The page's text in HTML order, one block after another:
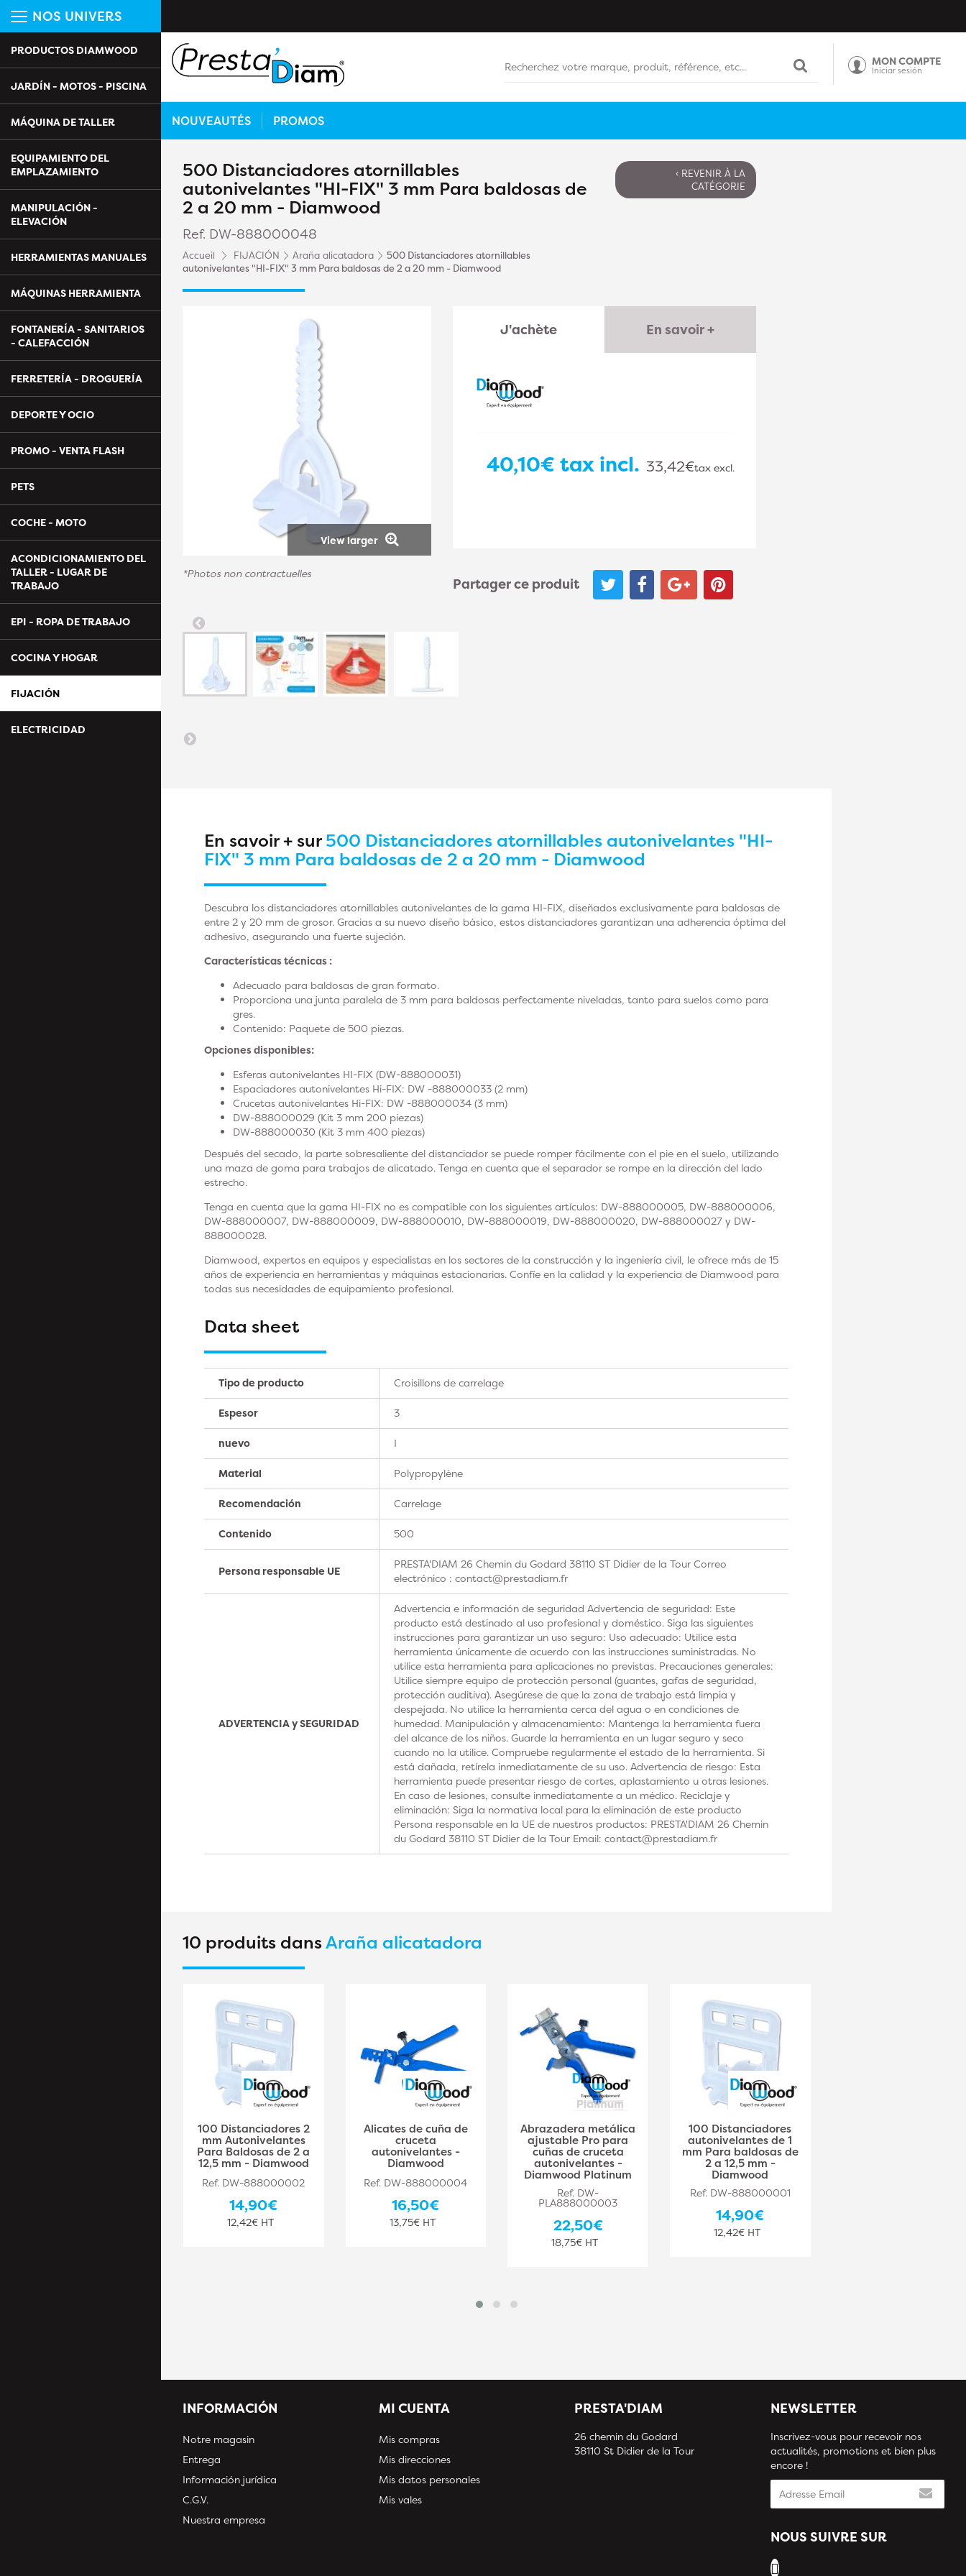
NOS UNIVERS
PRODUCTOS DIAMWOOD
JARDÍN - MOTOS - PISCINA
MÁQUINA DE TALLER
EQUIPAMIENTO DEL
EMPLAZAMIENTO
MANIPULACIÓN -
ELEVACIÓN
HERRAMIENTAS MANUALES
MÁQUINAS HERRAMIENTA
FONTANERÍA - SANITARIOS
- CALEFACCIÓN
FERRETERÍA - DROGUERÍA
DEPORTE Y OCIO
PROMO - VENTA FLASH
PETS
COCHE - MOTO
ACONDICIONAMIENTO DEL
TALLER - LUGAR DE
TRABAJO
EPI - ROPA DE TRABAJO
COCINA Y HOGAR
FIJACIÓN
ELECTRICIDAD
MON COMPTE
Iniciar sesión
NOUVEAUTÉS PROMOS
500 Distanciadores atornillables
autonivelantes "HI-FIX" 3 mm Para baldosas de
2 a 20 mm - Diamwood
Ref. DW-888000048
Accueil FIJACIÓN Araña alicatadora
500 Distanciadores atornillables
autonivelantes "HI-FIX" 3 mm Para baldosas de 2 a 20 mm - Diamwood
‹ REVENIR À LA
CATÉGORIE
View larger
*Photos non contractuelles
J'achète En savoir +
40,10€ tax incl. 33,42€tax excl.
Partager ce produit
En savoir + sur500 Distanciadores atornillables autonivelantes "HI-
FIX" 3 mm Para baldosas de 2 a 20 mm - Diamwood
Descubra los distanciadores atornillables autonivelantes de la gama HI-FIX, diseñados exclusivamente para baldosas de
entre 2 y 20 mm de grosor. Gracias a su nuevo diseño básico, estos distanciadores garantizan una adherencia óptima del
adhesivo, asegurando una fuerte sujeción.
Características técnicas :
Adecuado para baldosas de gran formato.
Proporciona una junta paralela de 3 mm para baldosas perfectamente niveladas, tanto para suelos como para
gres.
Contenido: Paquete de 500 piezas.
Opciones disponibles:
Esferas autonivelantes HI-FIX (DW-888000031)
Espaciadores autonivelantes Hi-FIX: DW -888000033 (2 mm)
Crucetas autonivelantes Hi-FIX: DW -888000034 (3 mm)
DW-888000029 (Kit 3 mm 200 piezas)
DW-888000030 (Kit 3 mm 400 piezas)
Después del secado, la parte sobresaliente del distanciador se puede romper fácilmente con el pie en el suelo, utilizando
una maza de goma para trabajos de alicatado. Tenga en cuenta que el separador se rompe en la dirección del lado
estrecho.
Tenga en cuenta que la gama HI-FIX no es compatible con los siguientes artículos: DW-888000005, DW-888000006,
DW-888000007, DW-888000009, DW-888000010, DW-888000019, DW-888000020, DW-888000027 y DW-
888000028.
Diamwood, expertos en equipos y especialistas en los sectores de la construcción y la ingeniería civil, le ofrece más de 15
años de experiencia en herramientas y máquinas estacionarias. Confíe en la calidad y la experiencia de Diamwood para
todas sus necesidades de equipamiento profesional.
Data sheet
Tipo de producto Croisillons de carrelage
Espesor 3
nuevo I
Material Polypropylène
Recomendación Carrelage
Contenido 500
Persona responsable UE
PRESTA'DIAM 26 Chemin du Godard 38110 ST Didier de la Tour Correo
electrónico : contact@prestadiam.fr
ADVERTENCIA y SEGURIDAD
Advertencia e información de seguridad Advertencia de seguridad: Este
producto está destinado al uso profesional y doméstico. Siga las siguientes
instrucciones para garantizar un uso seguro: Uso adecuado: Utilice esta
herramienta únicamente de acuerdo con las instrucciones suministradas. No
utilice esta herramienta para aplicaciones no previstas. Precauciones generales:
Utilice siempre equipo de protección personal (guantes, gafas de seguridad,
protección auditiva). Asegúrese de que la zona de trabajo está limpia y
despejada. No utilice la herramienta cerca del agua o en condiciones de
humedad. Manipulación y almacenamiento: Mantenga la herramienta fuera
del alcance de los niños. Guarde la herramienta en un lugar seguro y seco
cuando no la utilice. Compruebe regularmente el estado de la herramienta. Si
está dañada, retírela inmediatamente de su uso. Advertencia de riesgo: Esta
herramienta puede presentar riesgo de cortes, aplastamiento u otras lesiones.
En caso de lesiones, consulte inmediatamente a un médico. Reciclaje y
eliminación: Siga la normativa local para la eliminación de este producto
Persona responsable en la UE de nuestros productos: PRESTA'DIAM 26 Chemin
du Godard 38110 ST Didier de la Tour Email: contact@prestadiam.fr
10 produits dansAraña alicatadora
100 Distanciadores 2
mm Autonivelantes
Para Baldosas de 2 a
12,5 mm - Diamwood
Ref. DW-888000002
14,90€
12,42€ HT
Alicates de cuña de
cruceta
autonivelantes -
Diamwood
Ref. DW-888000004
16,50€
13,75€ HT
Abrazadera metálica
ajustable Pro para
cuñas de cruceta
autonivelantes -
Diamwood Platinum
Ref. DW-
PLA888000003
22,50€
18,75€ HT
100 Distanciadores
autonivelantes de 1
mm Para baldosas de
2 a 12,5 mm -
Diamwood
Ref. DW-888000001
14,90€
12,42€ HT
INFORMACIÓN
Notre magasin
Entrega
Información jurídica
C.G.V.
Nuestra empresa
MI CUENTA
Mis compras
Mis direcciones
Mis datos personales
Mis vales
PRESTA'DIAM
26 chemin du Godard
38110 St Didier de la Tour
NEWSLETTER
Inscrivez-vous pour recevoir nos
actualités, promotions et bien plus
encore !
NOUS SUIVRE SUR